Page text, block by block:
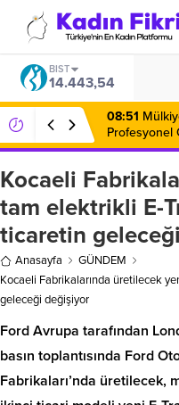
BIST
14.443,54
08:51
Profesyonel
Kocaeli
tam elektrikli E-
ticaretin
Anasayfa
GÜNDEM
Kocaeli Fabrikalarında üretilecek
geleceği değişiyor
Ford Avrupa tarafından
basın toplantısında Ford
Fabrikaları’nda üretilecek,